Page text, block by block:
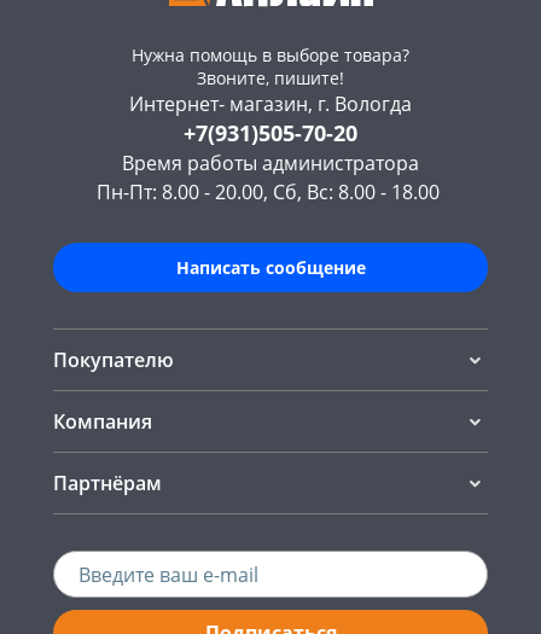
Нужна помощь в выборе товара?
Звоните, пишите!
Интернет- магазин, г. Вологда
+7(931)505-70-20
Время работы администратора
Пн-Пт: 8.00 - 20.00, Сб, Вс: 8.00 - 18.00
Написать сообщение
Покупателю
Компания
Партнёрам